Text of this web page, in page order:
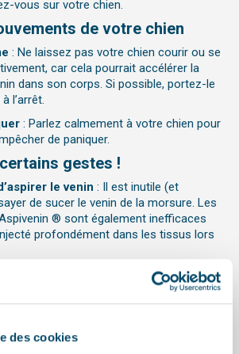
des cookies
vous sur votre chien.
de votre chien
: Ne laissez pas votre chien courir ou se
car cela pourrait accélérer la
dans son corps. Si possible, portez-le
l’arrêt.
: Parlez calmement à votre chien pour
de paniquer.
gestes !
le venin : Il est inutile (et
de sucer le venin de la morsure. Les
® sont également inefficaces
profondément dans les tissus lors
plaie
: Ne tentez pas de couper ou de
la morsure, vous risquer d’aggraver les
venin à domicile
par un vétérinaire.